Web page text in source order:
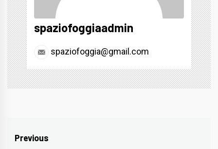
spaziofoggiaadmin
spaziofoggia@gmail.com
Navigazione
Previous